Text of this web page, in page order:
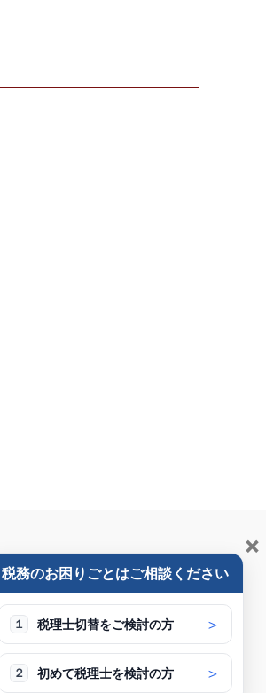
グ
税務のお困りごとはご相談ください
１ 税理士切替をご検討の方 ＞
２ 初めて税理士を検討の方 ＞
×